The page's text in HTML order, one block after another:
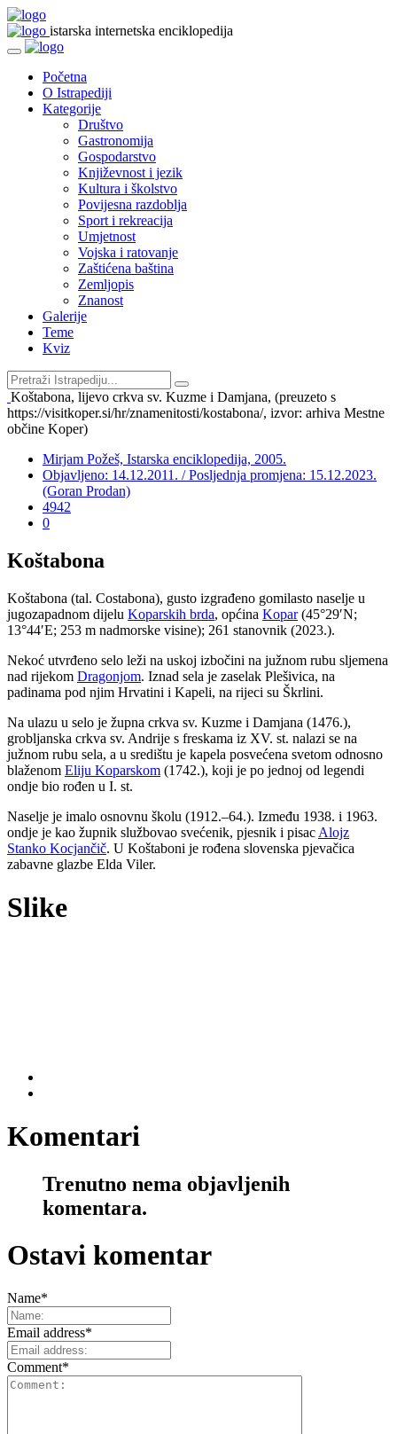
istarska internetska enciklopedija
Početna
O Istrapediji
Kategorije
Društvo
Gastronomija
Gospodarstvo
Književnost i jezik
Kultura i školstvo
Povijesna razdoblja
Sport i rekreacija
Umjetnost
Vojska i ratovanje
Zaštićena baština
Zemljopis
Znanost
Galerije
Teme
Kviz
Koštabona, lijevo crkva sv. Kuzme i Damjana, (preuzeto s
https://visitkoper.si/hr/znamenitosti/kostabona/, izvor: arhiva Mestne
občine Koper)
Mirjam Požeš, Istarska enciklopedija, 2005.
Objavljeno: 14.12.2011. / Posljednja promjena: 15.12.2023.
(Goran Prodan)
4942
0
Koštabona
Koštabona (tal. Costabona), gusto izgrađeno gomilasto naselje u
jugozapadnom dijelu Koparskih brda, općina Kopar(45°29′N;
13°44′E; 253 m nadmorske visine); 261 stanovnik (2023.).
Nekoć utvrđeno selo leži na uskoj izbočini na južnom rubu sljemena
nad rijekom Dragonjom. Iznad sela je zaselak Plešivica, na
padinama pod njim Hrvatini i Kapeli, na rijeci su Škrlini.
Na ulazu u selo je župna crkva sv. Kuzme i Damjana (1476.),
grobljanska crkva sv. Andrije s freskama iz XV. st. nalazi se na
južnom rubu sela, a u središtu je kapela posvećena svetom odnosno
blaženom Eliju Koparskom (1742.), koji je po jednoj od legendi
ondje bio rođen u I. st.
Naselje je imalo osnovnu školu (1912.–64.). Između 1938. i 1963.
ondje je kao župnik službovao svećenik, pjesnik i pisac Alojz
Stanko Kocjančič. U Koštaboni je rođena slovenska pjevačica
zabavne glazbe Elda Viler.
Slike
Komentari
Trenutno nema objavljenih
komentara.
Ostavi komentar
Name*
Email address*
Comment*